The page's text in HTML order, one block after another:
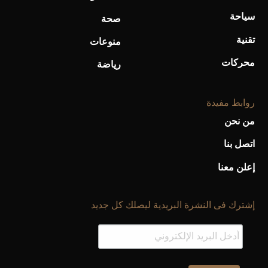
سياحة
تقنية
محركات
صحة
منوعات
رياضة
روابط مفيدة
من نحن
اتصل بنا
إعلن معنا
إشترك فى النشرة البريدية ليصلك كل جديد